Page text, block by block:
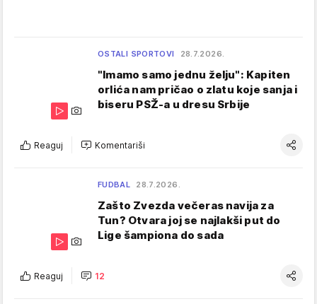
OSTALI SPORTOVI 28.7.2026.
"Imamo samo jednu želju": Kapiten
orlića nam pričao o zlatu koje sanja i
biseru PSŽ-a u dresu Srbije
Reaguj Komentariši
FUDBAL 28.7.2026.
Zašto Zvezda večeras navija za
Tun? Otvara joj se najlakši put do
Lige šampiona do sada
Reaguj 12